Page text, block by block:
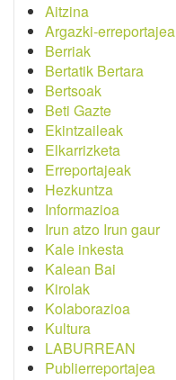
Aitzina
Argazki-erreportajea
Berriak
Bertatik Bertara
Bertsoak
Beti Gazte
Ekintzaileak
Elkarrizketa
Erreportajeak
Hezkuntza
Informazioa
Irun atzo Irun gaur
Kale inkesta
Kalean Bai
Kirolak
Kolaborazioa
Kultura
LABURREAN
Publierreportajea